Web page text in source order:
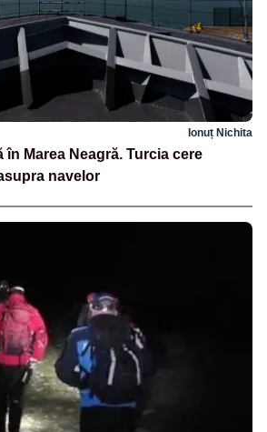
Ionuț Nichita
în Marea Neagră. Turcia cere
navelor